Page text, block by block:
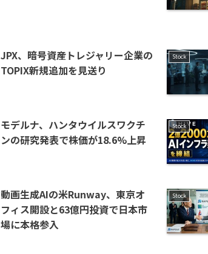
JPX、暗号資産トレジャリー企業の
TOPIX新規追加を見送り
Stock
モデルナ、ハンタウイルスワクチ
ンの研究発表で株価が18.6%上昇
Stock
動画生成AIの米Runway、東京オ
フィス開設と63億円投資で日本市
場に本格参入
Stock